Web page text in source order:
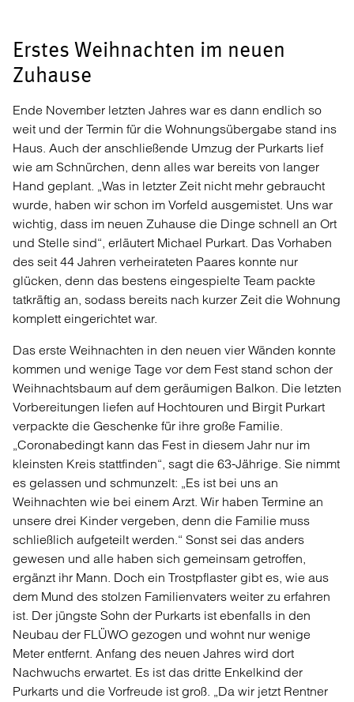
Erstes Weihnachten im neuen
Zuhause
Ende November letzten Jahres war es dann endlich so
weit und der Termin für die Wohnungsübergabe stand ins
Haus. Auch der anschließende Umzug der Purkarts lief
wie am Schnürchen, denn alles war bereits von langer
Hand geplant. „Was in letzter Zeit nicht mehr gebraucht
wurde, haben wir schon im Vorfeld ausgemistet. Uns war
wichtig, dass im neuen Zuhause die Dinge schnell an Ort
und Stelle sind“, erläutert Michael Purkart. Das Vorhaben
des seit 44 Jahren verheirateten Paares konnte nur
glücken, denn das bestens eingespielte Team packte
tatkräftig an, sodass bereits nach kurzer Zeit die Wohnung
komplett eingerichtet war.
Das erste Weihnachten in den neuen vier Wänden konnte
kommen und wenige Tage vor dem Fest stand schon der
Weihnachtsbaum auf dem geräumigen Balkon. Die letzten
Vorbereitungen liefen auf Hochtouren und Birgit Purkart
verpackte die Geschenke für ihre große Familie.
„Coronabedingt kann das Fest in diesem Jahr nur im
kleinsten Kreis stattfinden“, sagt die 63-Jährige. Sie nimmt
es gelassen und schmunzelt: „Es ist bei uns an
Weihnachten wie bei einem Arzt. Wir haben Termine an
unsere drei Kinder vergeben, denn die Familie muss
schließlich aufgeteilt werden.“ Sonst sei das anders
gewesen und alle haben sich gemeinsam getroffen,
ergänzt ihr Mann. Doch ein Trostpflaster gibt es, wie aus
dem Mund des stolzen Familienvaters weiter zu erfahren
ist. Der jüngste Sohn der Purkarts ist ebenfalls in den
Neubau der FLÜWO gezogen und wohnt nur wenige
Meter entfernt. Anfang des neuen Jahres wird dort
Nachwuchs erwartet. Es ist das dritte Enkelkind der
Purkarts und die Vorfreude ist groß. „Da wir jetzt Rentner